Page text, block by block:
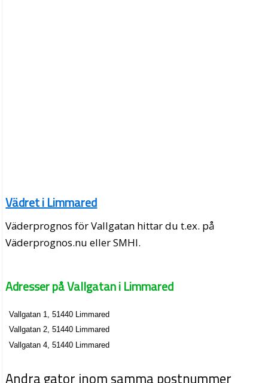
Vädret i Limmared
Väderprognos för Vallgatan hittar du t.ex. på
Väderprognos.nu eller SMHI.
Adresser på Vallgatan i Limmared
Vallgatan 1, 51440 Limmared
Vallgatan 2, 51440 Limmared
Vallgatan 4, 51440 Limmared
Andra gator inom samma postnummer